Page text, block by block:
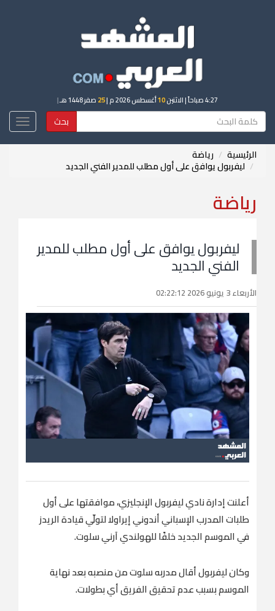
4:27 صباحاً | الاثنين10أغسطس 2026 م | 25 صفر 1448 هـ |
بحث
الرئيسية رياضة
ليفربول يوافق على أول مطلب للمدير الفني الجديد
رياضة
ليفربول يوافق على أول مطلب للمدير
الفني الجديد
الأربعاء 3 يونيو 2026 02:22:12
أعلنت إدارة نادي ليفربول الإنجليزي، موافقتها على أول
طلبات المدرب الإسباني أندوني إيراولا لتولّي قيادة الريدز
في الموسم الجديد خلفًا للهولندي آرني سلوت.
وكان ليفربول أقال مدربه سلوت من منصبه بعد نهاية
الموسم بسبب عدم تحقيق الفريق أي بطولات.